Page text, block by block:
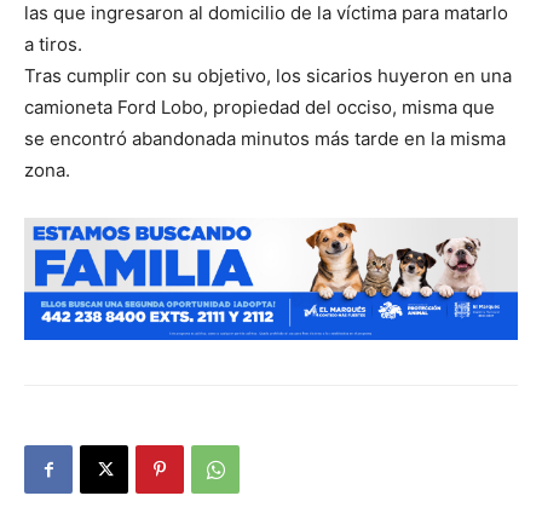
las que ingresaron al domicilio de la víctima para matarlo
a tiros.
Tras cumplir con su objetivo, los sicarios huyeron en una
camioneta Ford Lobo, propiedad del occiso, misma que
se encontró abandonada minutos más tarde en la misma
zona.